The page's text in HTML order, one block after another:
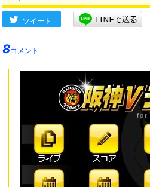
ツイート
8コメント